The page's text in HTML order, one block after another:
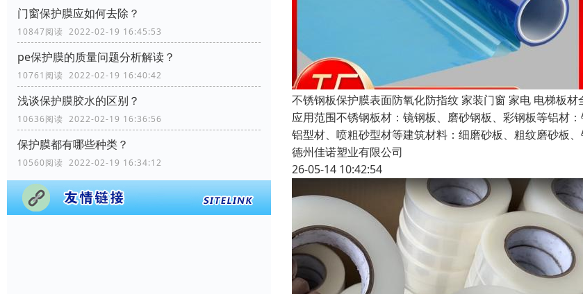
门窗保护膜应如何去除？
10847阅读 2022-02-19 16:45:53
pe保护膜的质量问题分析解读？
10761阅读 2022-02-19 16:40:42
浅谈保护膜胶水的区别？
10636阅读 2022-02-19 16:36:56
保护膜都有哪些种类？
10560阅读 2022-02-19 16:34:12
不锈钢板保护膜表面防氧化防指纹 家装门窗 家电 电梯板材
应用范围不锈钢板材：镜钢板、磨砂钢板、彩钢板等铝材
铝型材、喷粗砂型材等建筑材料：细磨砂板、粗纹磨砂板
德州佳诺塑业有限公司
26-05-14 10:42:54